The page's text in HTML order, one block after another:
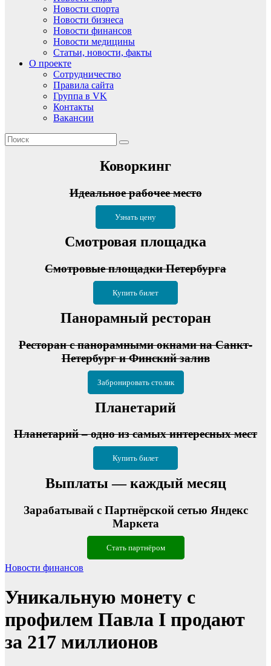
Новости спорта
Новости бизнеса
Новости финансов
Новости медицины
Статьи, новости, факты
О проекте
Сотрудничество
Правила сайта
Группа в VK
Контакты
Вакансии
Коворкинг
Идеальное рабочее место
Узнать цену
Смотровая площадка
Смотровые площадки Петербурга
Купить билет
Панорамный ресторан
Ресторан с панорамными окнами на Санкт-
Петербург и Финский залив
Забронировать столик
Планетарий
Планетарий – одно из самых интересных мест
Купить билет
Выплаты — каждый месяц
Зарабатывай с Партнёрской сетью Яндекс
Маркета
Стать партнёром
Новости финансов
Уникальную монету с
профилем Павла I продают
за 217 миллионов